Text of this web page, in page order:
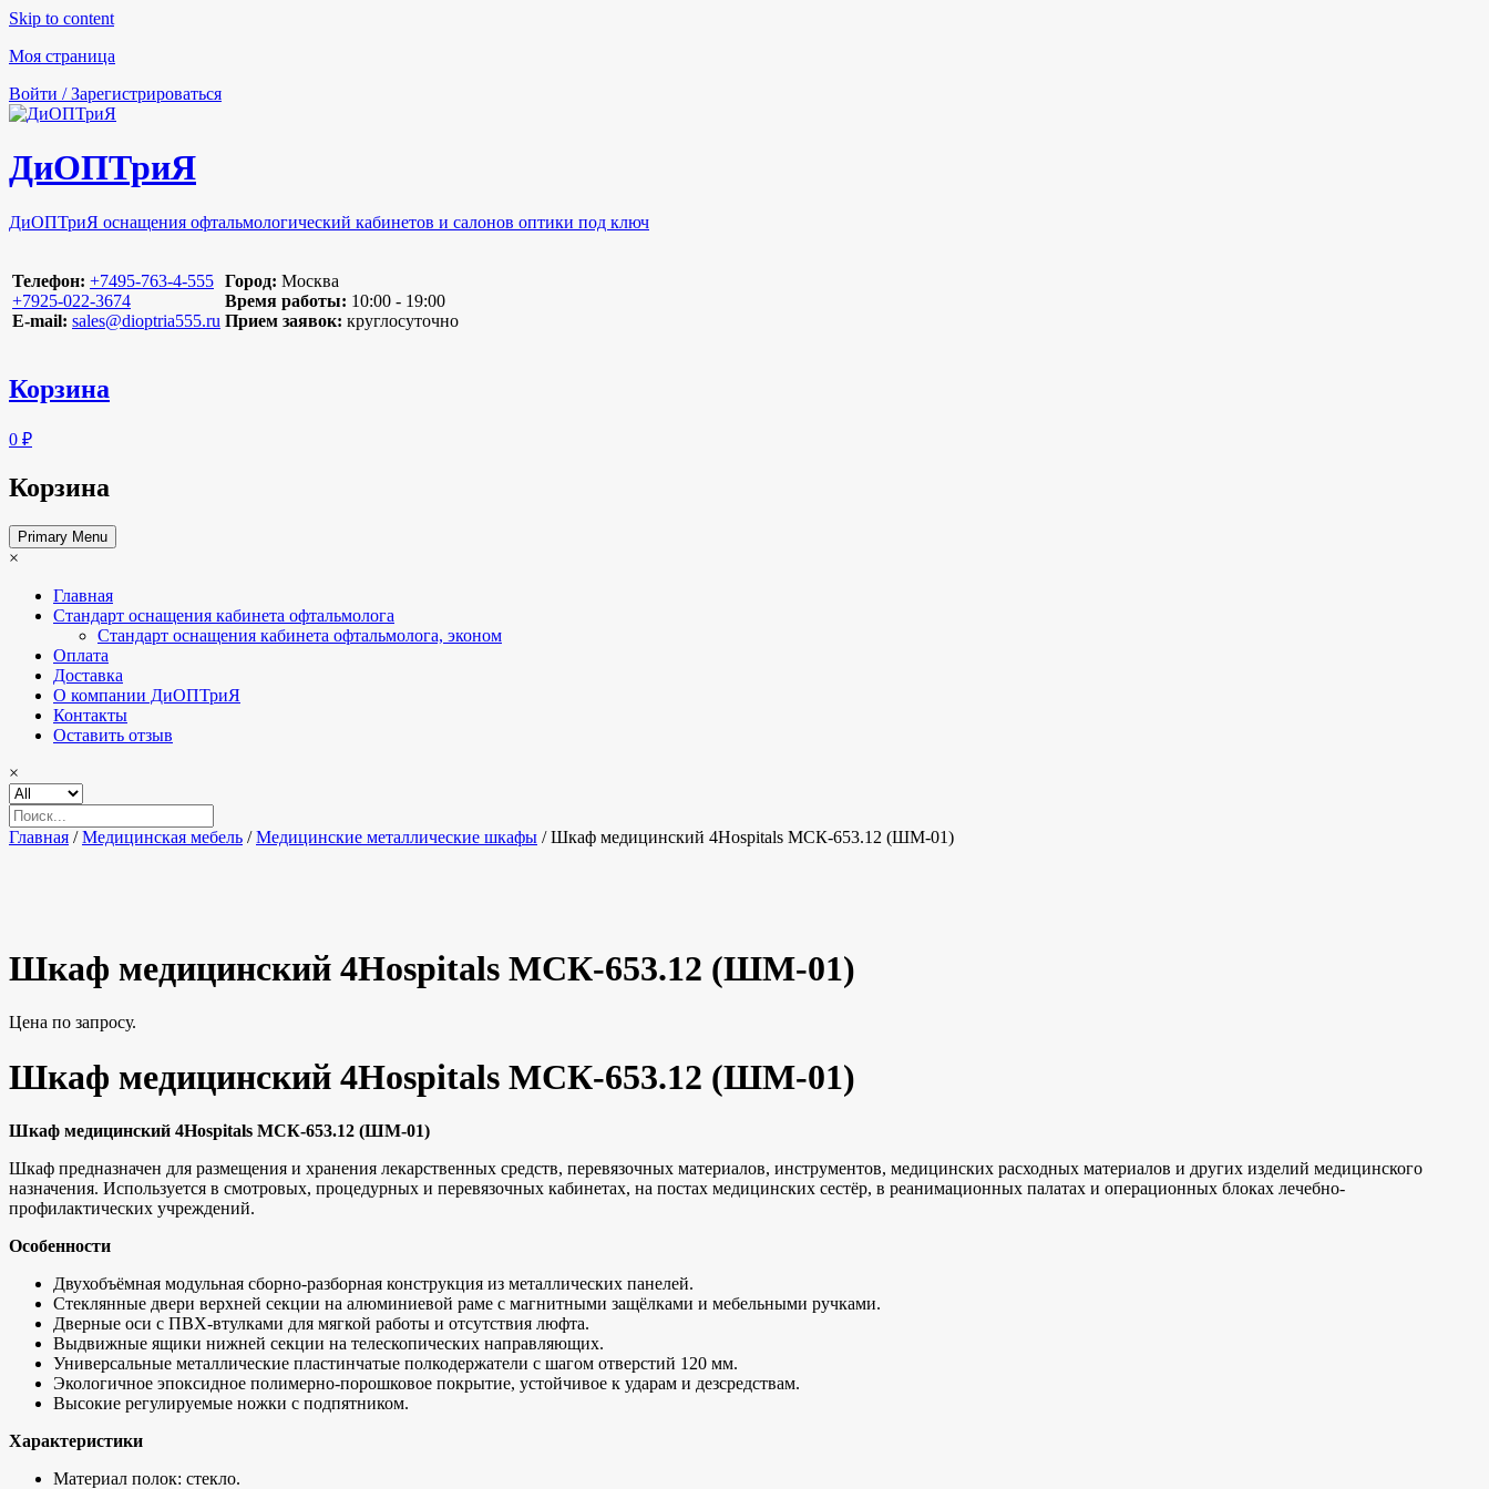
Skip to content
Моя страница
Войти / Зарегистрироваться
ДиОПТриЯ
ДиОПТриЯ оснащения офтальмологический кабинетов и салонов оптики под ключ
Телефон: ‪+7495-763-4-555‬
‪+7925-022-3674‬
E-mail: sales@dioptria555.ru
Город: Москва
Время работы: 10:00 - 19:00
Прием заявок: круглосуточно
Корзина
0 ₽
Корзина
Primary Menu
×
Главная
Стандарт оснащения кабинета офтальмолога
Стандарт оснащения кабинета офтальмолога, эконом
Оплата
Доставка
О компании ДиОПТриЯ
Контакты
Оставить отзыв
×
Главная /Медицинская мебель /Медицинские металлические шкафы / Шкаф медицинский 4Hospitals МСК-653.12 (ШМ-01)
Шкаф медицинский 4Hospitals МСК-653.12 (ШМ-01)
Цена по запросу.
Шкаф медицинский 4Hospitals МСК-653.12 (ШМ-01)
Шкаф медицинский 4Hospitals МСК-653.12 (ШМ-01)
Шкаф предназначен для размещения и хранения лекарственных средств, перевязочных материалов, инструментов, медицинских расходных материалов и других изделий медицинского
назначения. Используется в смотровых, процедурных и перевязочных кабинетах, на постах медицинских сестёр, в реанимационных палатах и операционных блоках лечебно-
профилактических учреждений.
Особенности
Двухобъёмная модульная сборно-разборная конструкция из металлических панелей.
Стеклянные двери верхней секции на алюминиевой раме с магнитными защёлками и мебельными ручками.
Дверные оси с ПВХ-втулками для мягкой работы и отсутствия люфта.
Выдвижные ящики нижней секции на телескопических направляющих.
Универсальные металлические пластинчатые полкодержатели с шагом отверстий 120 мм.
Экологичное эпоксидное полимерно-порошковое покрытие, устойчивое к ударам и дезсредствам.
Высокие регулируемые ножки с подпятником.
Характеристики
Материал полок: стекло.